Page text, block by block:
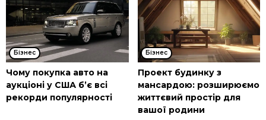
Бізнес
Чому покупка авто на
аукціоні у США б’є всі
рекорди популярності
Бізнес
Проект будинку з
мансардою: розширюємо
життєвий простір для
вашої родини